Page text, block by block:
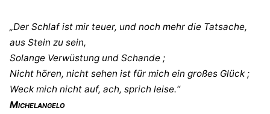
„Der Schlaf ist mir teuer, und noch mehr die Tatsache,
aus Stein zu sein,
Solange Verwüstung und Schande ;
Nicht hören, nicht sehen ist für mich ein großes Glück ;
Weck mich nicht auf, ach, sprich leise.“
Michelangelo